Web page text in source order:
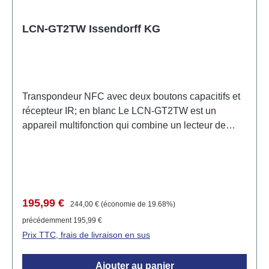
LCN-GT2TW Issendorff KG
Transpondeur NFC avec deux boutons capacitifs et
récepteur IR; en blanc Le LCN-GT2TW est un
appareil multifonction qui combine un lecteur de
ou cartes de transpondeur NFC. Les boutons sont
disposés derrière un panneau en verre robuste et
offrent une interface utilisateur conviviale. Domaines
d'application Le LCN-GT2TW est idéal pour une
utilisation dans des espaces de vie modernes, des
Prix de vente :
195,99 € Prix régulier :
244,00 € (économie de 19.68%)
précédemment 195,99 €
Prix TTC, frais de livraison en sus
Ajouter au panier